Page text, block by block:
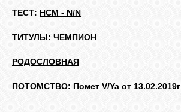
ТЕСТ: HCM - N/N
ТИТУЛЫ: ЧЕМПИОН
РОДОСЛОВНАЯ
ПОТОМСТВО: Помет V/Ya от 13.02.2019г